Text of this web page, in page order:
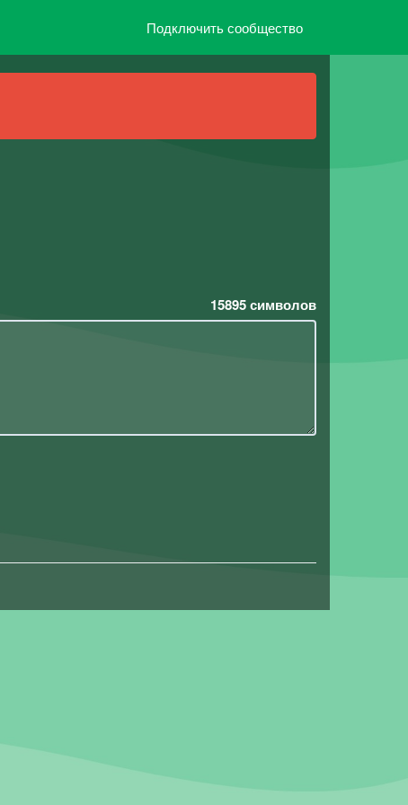
Подключить сообщество
15895символов